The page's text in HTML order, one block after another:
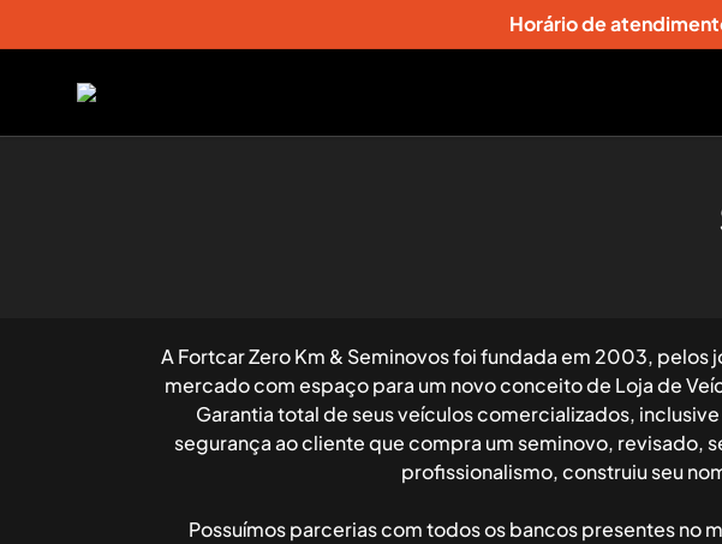
Horário de
A Fortcar Zero Km & Seminovos foi fundada em 2003,
mercado com espaço para um novo conceito de Loja de
Garantia total de seus veículos comercializados,
segurança ao cliente que compra um seminovo, revisado,
profissionalismo, construiu seu
Possuímos parcerias com todos os bancos presentes